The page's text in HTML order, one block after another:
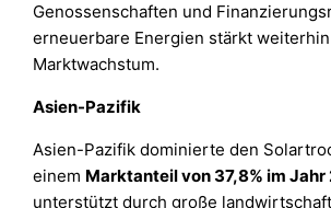
Genossenschaften und
erneuerbare Energien stärkt
Marktwachstum.
Asien-Pazifik
Asien-Pazifik dominierte den
einem Marktanteil von 37,8% im Jahr
unterstützt durch große